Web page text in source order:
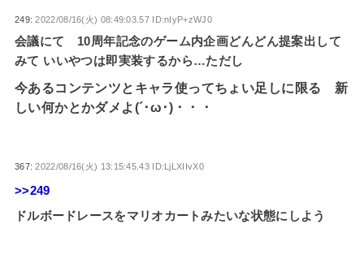
249:2022/08/16(火) 08:49:03.57 ID:nIyP+zWJ0
会議にて 10周年記念のゲーム内企画どんどん提案出して
みて いいやつは即実装するから…ただし
今あるコンテンツとキャラ使ってちょい足しに限る 新
しい何かとかダメよ(´･ω･)・・・
367:2022/08/16(火) 13:15:45.43 ID:LjLXIIvX0
>>249
ドルボードレースをマリオカートみたいな状態にしよう